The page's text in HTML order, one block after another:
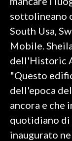
SARDEGNA
SARDI NEL MONDO
NOTIZIE
EVENTI
3 MINUTI CON
INSULARITÀ
sottolineano
South Usa,
Mobile.
dell'Historic
"Questo
dell'epoca
ancora e che
quotidiano di
inaugurato